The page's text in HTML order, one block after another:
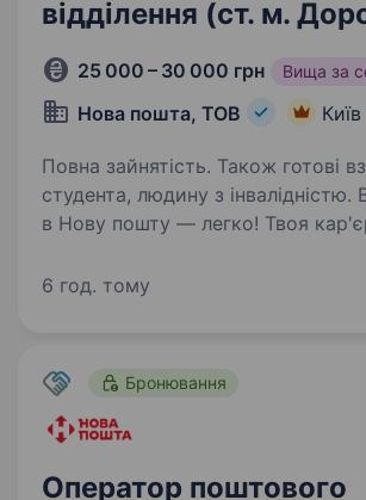
відділення (ст. м.
25 000 – 30 000 грн Вища за
Нова пошта, ТОВ Київ
Повна зайнятість. Також готові
студента, людину з інвалідністю. Влаштуватися
в Нову пошту — легко! Твоя
ми в пошуку оператора поштового
6 год. тому
Бронювання
Оператор поштового